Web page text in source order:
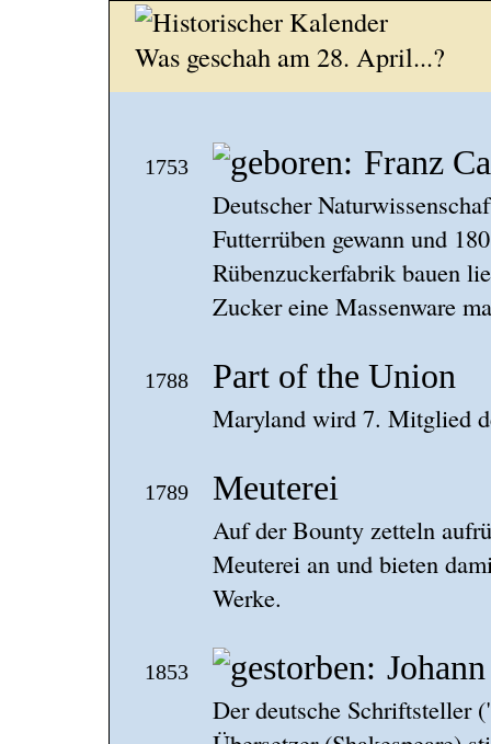
Was geschah am 28. April...?
1753 Franz
Deutscher
Futterrüben gewann und
Rübenzuckerfabrik bauen
Zucker eine Massenware
1788 Part of the Union
Maryland wird 7. Mitglied
1789 Meuterei
Auf der Bounty zetteln
Meuterei an und bieten
Werke.
1853
Der deutsche Schriftsteller